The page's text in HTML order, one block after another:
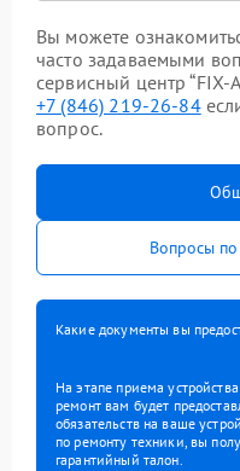
Вы можете
часто задаваемыми
сервисный центр
+7 (846) 219-26-84
вопрос.
Вопросы
Какие документы вы
На этапе приема
ремонт вам будет
обязательств на ваше
по ремонту техники, вы
гарантийный талон.